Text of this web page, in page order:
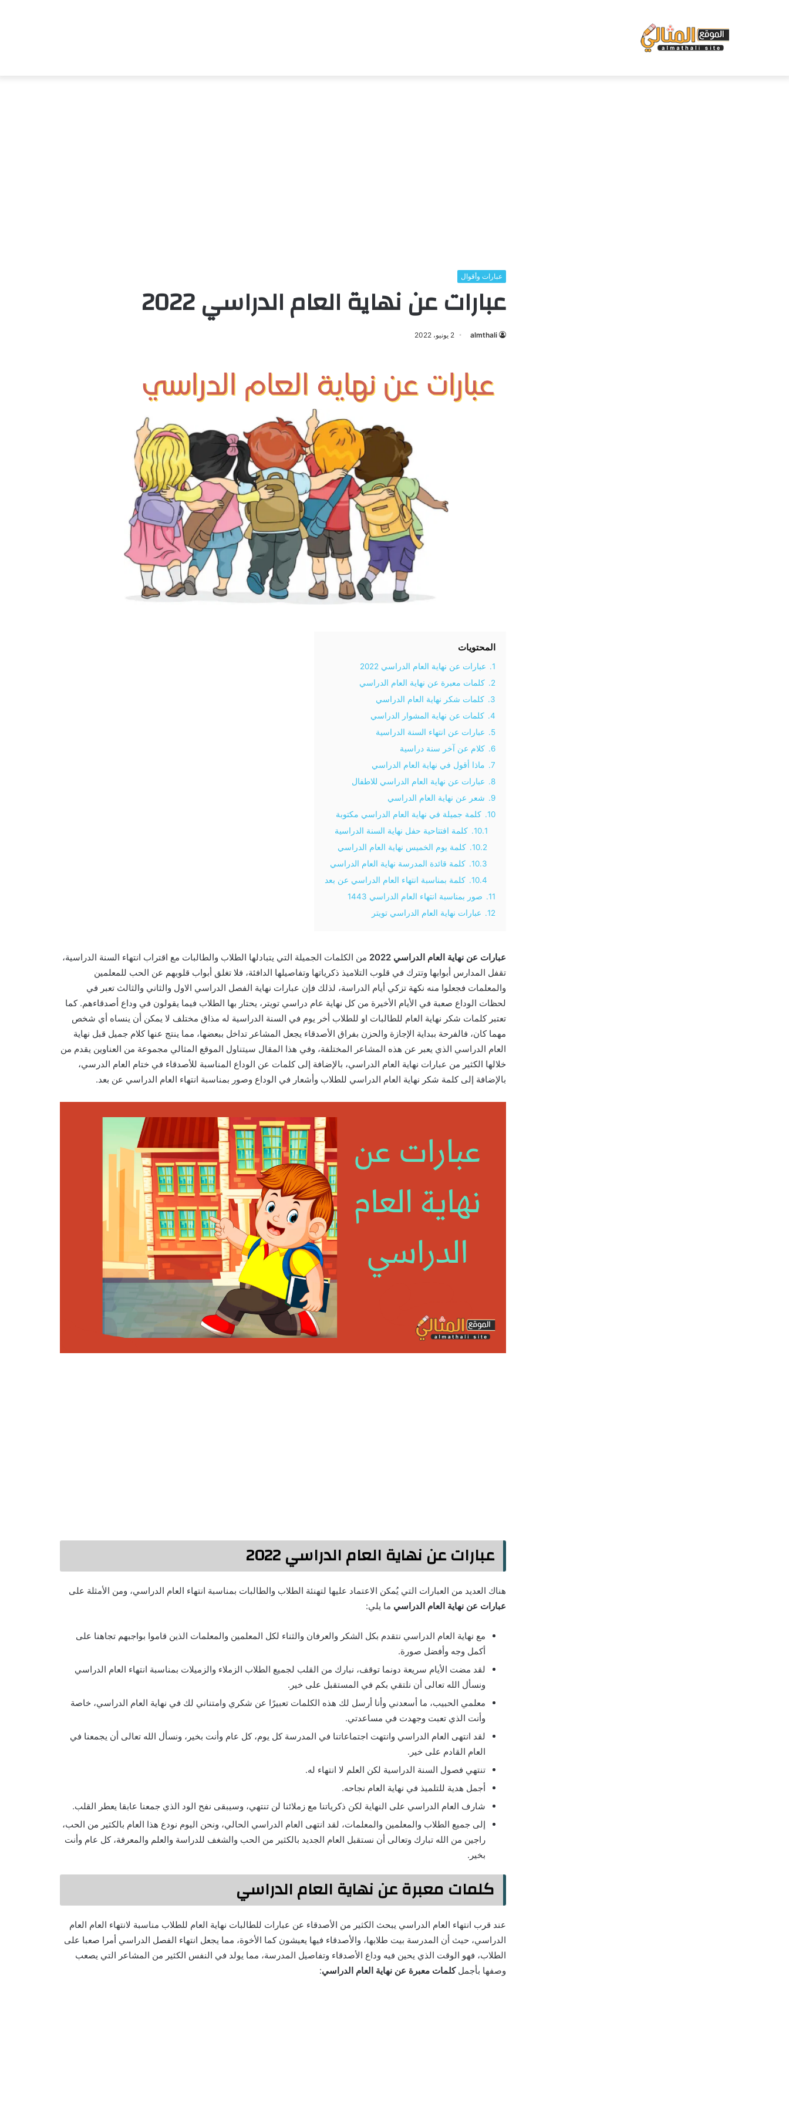
عبارات وأقوال
عبارات عن نهاية العام الدراسي 2022
almthali 2 يونيو، 2022
المحتويات
1.
عبارات عن نهاية العام الدراسي 2022
2.
كلمات معبرة عن نهاية العام الدراسي
3.
كلمات شكر نهاية العام الدراسي
4.
كلمات عن نهاية المشوار الدراسي
5.
عبارات عن انتهاء السنة الدراسية
6.
كلام عن آخر سنة دراسية
7.
ماذا أقول في نهاية العام الدراسي
8.
عبارات عن نهاية العام الدراسي للاطفال
9.
شعر عن نهاية العام الدراسي
10.
كلمة جميلة في نهاية العام الدراسي مكتوبة
10.1.
كلمة افتتاحية حفل نهاية السنة الدراسية
10.2.
كلمة يوم الخميس نهاية العام الدراسي
10.3.
كلمة قائدة المدرسة نهاية العام الدراسي
10.4.
كلمة بمناسبة انتهاء العام الدراسي عن بعد
11.
صور بمناسبة انتهاء العام الدراسي 1443
12.
عبارات نهاية العام الدراسي تويتر
عبارات عن نهاية العام الدراسي 2022
من الكلمات الجميلة التي يتبادلها الطلاب والطالبات مع اقتراب انتهاء السنة الدراسية،
تقفل المدارس أبوابها وتترك في قلوب التلاميذ ذكرياتها وتفاصيلها الدافئة، فلا تغلق أبواب قلوبهم عن الحب للمعلمين
والمعلمات فجعلوا منه نكهة تزكي أيام الدراسة، لذلك فإن عبارات نهاية الفصل الدراسي الاول والثاني والثالث تعبر في
لحظات الوداع صعبة في الأيام الأخيرة من كل نهاية عام دراسي تويتر، يحتار بها الطلاب فيما يقولون في وداع أصدقاءهم. كما
تعتبر كلمات شكر نهاية العام للطالبات او للطلاب أخر يوم في السنة الدراسية له مذاق مختلف لا يمكن أن ينساه أي شخص
مهما كان، فالفرحة ببداية الإجازة والحزن بفراق الأصدقاء يجعل المشاعر تداخل ببعضها، مما ينتج عنها كلام جميل قبل نهاية
العام الدراسي الذي يعبر عن هذه المشاعر المختلفة، وفي هذا المقال سيتناول الموقع المثالي مجموعة من العناوين يقدم من
خلالها الكثير من عبارات نهاية العام الدراسي، بالإضافة إلى كلمات عن الوداع المناسبة للأصدقاء في ختام العام الدرسي،
بالإضافة إلى كلمة شكر نهاية العام الدراسي للطلاب وأشعار في الوداع وصور بمناسبة انتهاء العام الدراسي عن بعد.
عبارات عن نهاية العام الدراسي 2022
هناك العديد من العبارات التي يُمكن الاعتماد عليها لتهنئة الطلاب والطالبات بمناسبة انتهاء العام الدراسي، ومن الأمثلة على
عبارات عن نهاية العام الدراسي ما يلي:
مع نهاية العام الدراسي نتقدم بكل الشكر والعرفان والثناء لكل المعلمين والمعلمات الذين قاموا بواجبهم تجاهنا على
أكمل وجه وأفضل صورة.
لقد مضت الأيام سريعة دونما توقف، نبارك من القلب لجميع الطلاب الزملاء والزميلات بمناسبة انتهاء العام الدراسي
ونسأل الله تعالى أن نلتقي بكم في المستقبل على خير.
معلمي الحبيب، ما أسعدني وأنا أرسل لك هذه الكلمات تعبيرًا عن شكري وامتناني لك في نهاية العام الدراسي، خاصة
وأنت الذي تعبت وجهدت في مساعدتي.
لقد انتهى العام الدراسي وانتهت اجتماعاتنا في المدرسة كل يوم، كل عام وأنت بخير، ونسأل الله تعالى أن يجمعنا في
العام القادم على خير.
تنتهي فصول السنة الدراسية لكن العلم لا انتهاء له.
أجمل هدية للتلميذ في نهاية العام نجاحه.
شارف العام الدراسي على النهاية لكن ذكرياتنا مع زملائنا لن تنتهي، وسيبقى نفح الود الذي جمعنا عابقا يعطر القلب.
إلى جميع الطلاب والمعلمين والمعلمات، لقد انتهى العام الدراسي الحالي، ونحن اليوم نودع هذا العام بالكثير من الحب،
راجين من الله تبارك وتعالى أن نستقبل العام الجديد بالكثير من الحب والشغف للدراسة والعلم والمعرفة، كل عام وأنت
بخير.
كلمات معبرة عن نهاية العام الدراسي
عند قرب انتهاء العام الدراسي يبحث الكثير من الأصدقاء عن عبارات للطالبات نهاية العام للطلاب مناسبة لانتهاء العام العام
الدراسي، حيث أن المدرسة بيت طلابها، والأصدقاء فيها يعيشون كما الأخوة، مما يجعل انتهاء الفصل الدراسي أمرا صعبا على
الطلاب، فهو الوقت الذي يحين فيه وداع الأصدقاء وتفاصيل المدرسة، مما يولد في النفس الكثير من المشاعر التي يصعب
وصفها بأجملكلمات معبرة عن نهاية العام الدراسي: